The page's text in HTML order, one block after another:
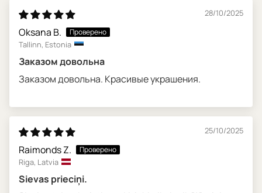
28/10/2025
Oksana B.
Tallinn, Estonia
Заказом довольна
Заказом довольна. Красивые украшения.
25/10/2025
Raimonds Z.
Riga, Latvia
Sievas prieciņi.